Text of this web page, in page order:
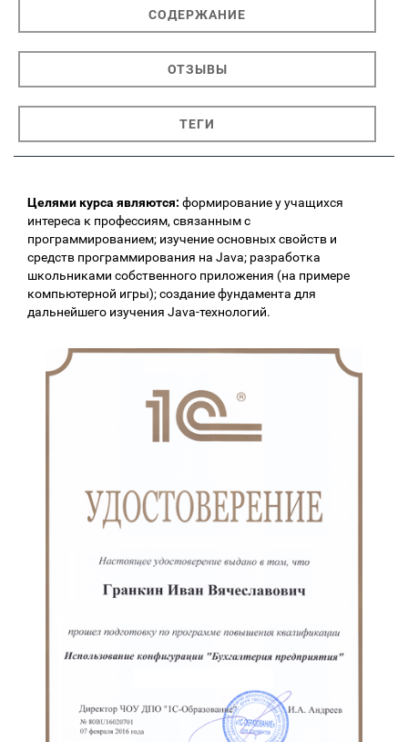
СОДЕРЖАНИЕ
ОТЗЫВЫ
ТЕГИ
Целями курса являются: формирование у учащихся
интереса к профессиям, связанным с
программированием; изучение основных свойств и
средств программирования на Java; разработка
школьниками собственного приложения (на примере
компьютерной игры); создание фундамента для
дальнейшего изучения Java-технологий.